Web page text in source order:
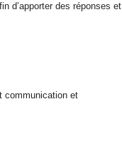
d’apporter des réponses et
communication et